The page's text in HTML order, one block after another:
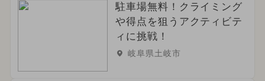
駐車場無料！クライミング
や得点を狙うアクティビテ
ィに挑戦！
岐阜県土岐市